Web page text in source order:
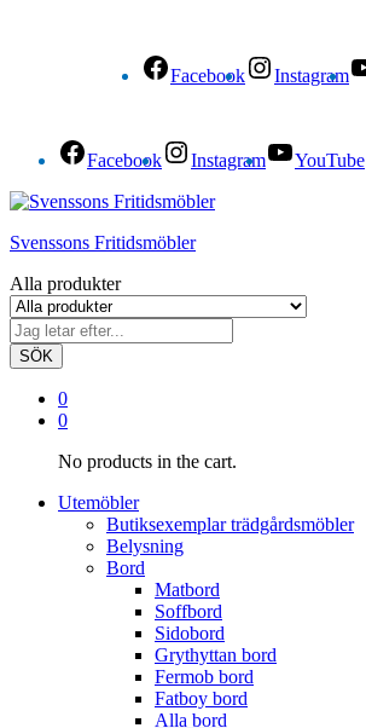
Facebook Instagram
Facebook Instagram YouTube
Svenssons Fritidsmöbler
Alla produkter
SÖK
0
0
No products in the cart.
Utemöbler
Butiksexemplar trädgårdsmöbler
Belysning
Bord
Matbord
Soffbord
Sidobord
Grythyttan bord
Fermob bord
Fatboy bord
Alla bord